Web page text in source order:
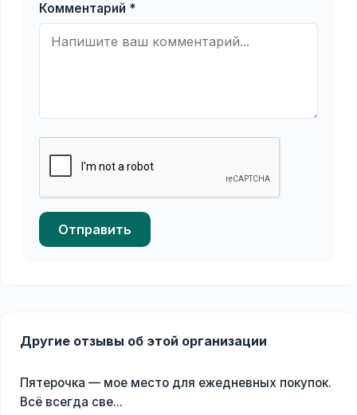
Комментарий *
Отправить
Другие отзывы об этой организации
Пятерочка — мое место для ежедневных покупок.
Всё всегда све...